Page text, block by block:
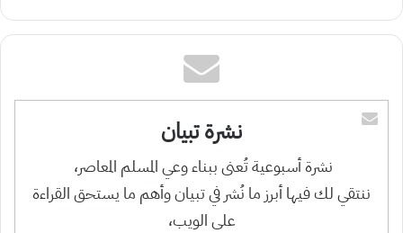
نشرة تبيان
نشرة أسبوعية تُعنى ببناء وعي المسلم المعاصر،
ننتقي لك فيها أبرز ما نُشر في تبيان وأهم ما يستحق القراءة
على الويب،